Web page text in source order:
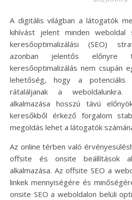
A digitális világban a látogatók megszerzése folyamatos
kihívást jelent minden weboldal
keresőoptimalizálási (SEO)
azonban jelentős előnyre
keresőoptimalizálás nem csupán
lehetőség, hogy a potenciális
rátaláljanak a
alkalmazása hosszú távú
keresőkből érkező forgalom
megoldás lehet a látogatók
Az online térben való
offsite és onsite beállítások
alkalmazása. Az offsite SEO a
linkek mennyiségére és
onsite SEO a weboldalon belüli